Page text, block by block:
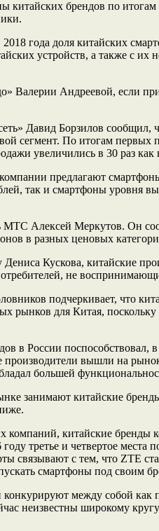
брендов по
года доля китайских
устройств, а также с
Валерии Андреевой, если
Давид Борзилов сообщил,
сегмент. По итогам первых
увеличились в 30 раз как
предлагают
так и смартфоны уровня
Алексей Меркутов. Он
в разных ценовых
Кускова, китайские
не
подчеркивает, что
рынков для Китая,
в России
производители вышли на
большей
занимают китайские
компаний, китайские
третье и четвертое
связывают с тем, что ZTE
смартфоны под своим
между собой
неизвестны широкому